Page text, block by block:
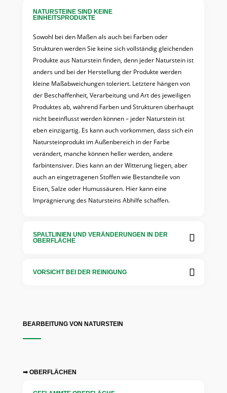
NATURSTEINE SIND KEINE
EINHEITSPRODUKTE
Sowohl bei den Maßen als auch bei Farben oder
Strukturen werden Sie keine sich vollständig gleichenden
Produkte aus Naturstein finden, denn jeder Naturstein ist
anders und bei der Herstellung der Produkte werden
kleine Maßabweichungen toleriert. Letztere hängen von
der Beschaffenheit, Verarbeitung und Art des jeweiligen
Produktes ab, während Farben und Strukturen überhaupt
nicht beeinflusst werden können – jeder Naturstein ist
eben einzigartig. Es kann auch vorkommen, dass sich ein
Natursteinprodukt im Außenbereich in der Farbe
verändert, manche können heller werden, andere
farbintensiver. Dies kann an der Witterung liegen, aber
auch an eingetragenen Stoffen wie Bestandteile von
Eisen, Salze oder Humussäuren. Hier kann eine
Imprägnierung des Natursteins Abhilfe schaffen.
SPALTLINIEN UND VERÄNDERUNGEN IN DER
OBERFLÄCHE
VORSICHT BEI DER REINIGUNG
BEARBEITUNG VON NATURSTEIN
➟ OBERFLÄCHEN